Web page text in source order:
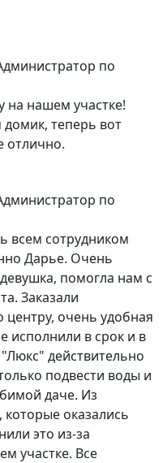
по
на нашем участке!
теперь вот
отлично.
по
всем сотрудником
Дарье. Очень
помогла нам с
Заказали
очень удобная
исполнили в срок и в
действительно
подвести воды и
даче. Из
которые оказались
это из-за
участке. Все